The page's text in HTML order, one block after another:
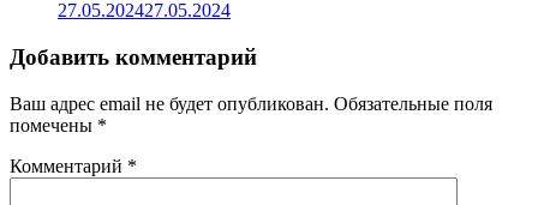
27.05.202427.05.2024
Добавить комментарий
Ваш адрес email не будет опубликован. Обязательные поля
помечены *
Комментарий *